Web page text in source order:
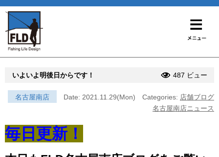
いよいよ明後日からです！ 487 ビュー
名古屋南店 Date: 2021.11.29(Mon) Categories: 店舗ブログ
名古屋南店ニュース
毎日更新！